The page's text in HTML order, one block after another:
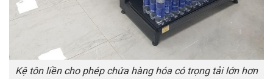
Kệ tôn liền cho phép chứa hàng hóa có trọng tải lớn hơn